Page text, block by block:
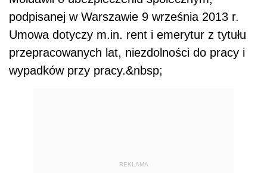
podpisanej w Warszawie 9 września 2013 r.
Umowa dotyczy m.in. rent i emerytur z tytułu
przepracowanych lat, niezdolności do pracy i
wypadków przy pracy.&nbsp;
REKLAMA